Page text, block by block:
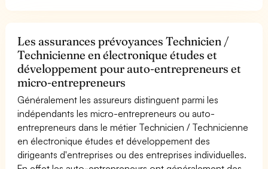
Les assurances prévoyances Technicien /
Technicienne en électronique études et
développement pour auto-entrepreneurs et
micro-entrepreneurs
Généralement les assureurs distinguent parmi les
indépendants les micro-entrepreneurs ou auto-
entrepreneurs dans le métier Technicien / Technicienne
en électronique études et développement des
dirigeants d'entreprises ou des entreprises individuelles.